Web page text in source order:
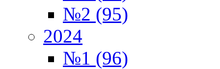
№2 (95)
2024
№1 (96)